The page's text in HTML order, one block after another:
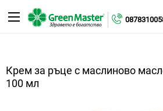
Крем за ръце с маслиново
100 мл